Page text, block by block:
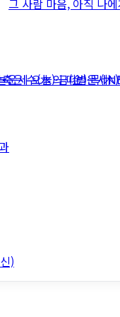
그 사람 마음, 아직 나
운세오늘의 띠별운세
은 수(水)·금(金)·목(木
)